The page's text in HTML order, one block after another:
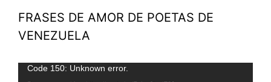
FRASES DE AMOR DE POETAS DE
VENEZUELA
Reproductor
Code 150: Unknown error.